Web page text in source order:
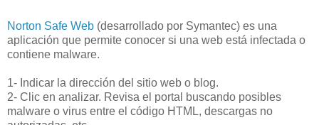
Norton Safe Web (desarrollado por Symantec) es una
aplicación que permite conocer si una web está infectada o
contiene malware.
1- Indicar la dirección del sitio web o blog.
2- Clic en analizar. Revisa el portal buscando posibles
malware o virus entre el código HTML, descargas no